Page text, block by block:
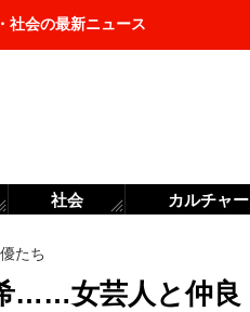
社会の最新ニュース
たち
……女芸人と仲良
社会 カルチャー